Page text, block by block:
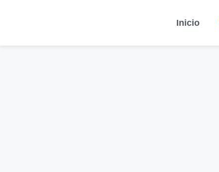
Inicio